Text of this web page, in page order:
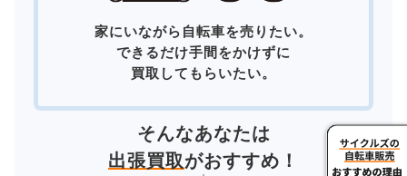
家にいながら自転車を売りたい。
できるだけ手間をかけずに
買取してもらいたい。
そんなあなたは
出張買取がおすすめ！